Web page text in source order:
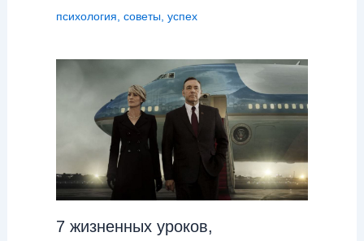
психология советы, успех
7 жизненных уроков,